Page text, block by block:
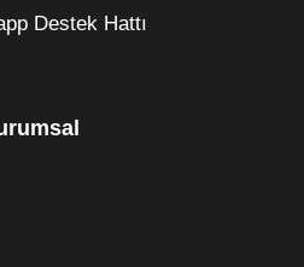
Destek Hattı